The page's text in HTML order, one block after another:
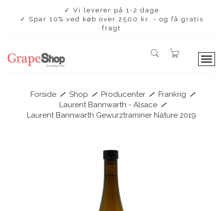
✓ Vi leverer på 1-2 dage
✓ Spar 10% ved køb over 2500 kr. - og få gratis
fragt
T
Forside / Shop / Producenter / Frankrig /
Laurent Bannwarth - Alsace /
Laurent Bannwarth Gewurztraminer Nature 2019